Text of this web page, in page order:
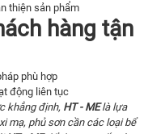
thiện sản phẩm
hàng tận
phù hợp
động liên tục
khẳng định, HT - MElà lựa
mạ, phủ sơn cần các loại bể